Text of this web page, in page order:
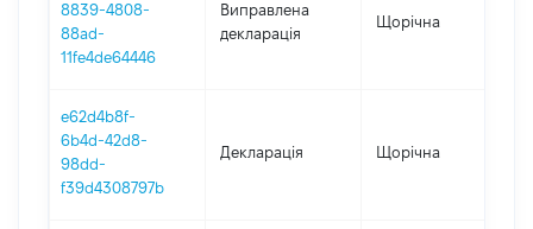
8839-4808-
88ad-
11fe4de64446
Виправлена
декларація
Щорічна
e62d4b8f-
6b4d-42d8-
98dd-
f39d4308797b
Декларація Щорічна